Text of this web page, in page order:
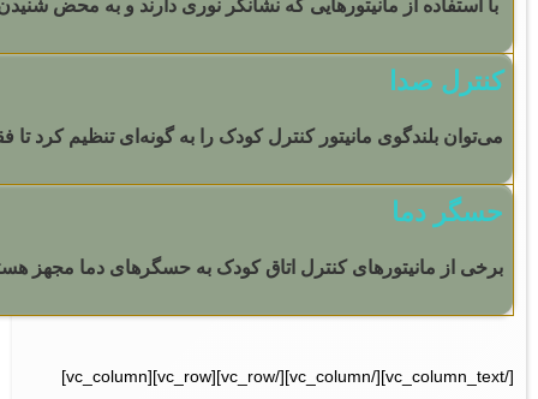
با استفاده از مانیتورهایی که نشانگر نوری دارند و به محض
کنترل صدا
می‌توان بلندگوی مانیتور کنترل کودک را به ‌گونه‌ای تنظیم کرد
حسگر دما
برخی از مانیتورهای کنترل اتاق کودک به حسگرهای دما مجهز هستند که
[/vc_column_text][/vc_column][/vc_row][vc_row][vc_column]